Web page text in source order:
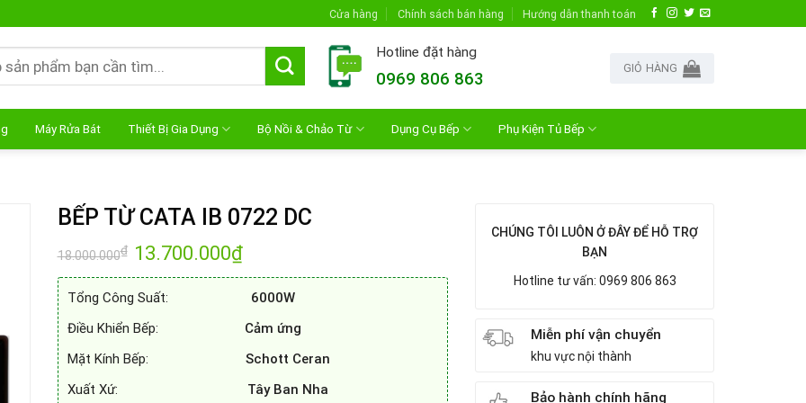
Cửa hàng Chính sách bán hàng Hướng dẫn thanh toán
Hotline đặt hàng
0969 806 863
GIỎ HÀNG
Máy Rửa Bát Thiết Bị Gia Dụng Bộ Nồi & Chảo Từ Dụng Cụ Bếp Phụ Kiện Tủ Bếp
BẾP TỪ CATA IB 0722 DC
18.000.000₫ Giá
gốc
là:
13.700.000₫Giá
hiện
tại
13.700.000₫.
Tổng Công Suất: 6000W
Điều Khiển Bếp: Cảm ứng
Mặt Kính Bếp: Schott Ceran
Xuất Xứ: Tây Ban Nha
CHÚNG TÔI LUÔN Ở ĐÂY ĐỂ HỖ TRỢ
BẠN
Hotline tư vấn: 0969 806 863
Miễn phí vận chuyển
khu vực nội thành
Bảo hành chính hãng